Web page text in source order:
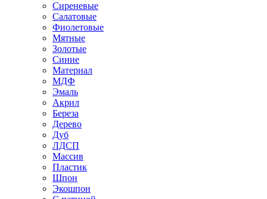
Сиреневые
Салатовые
Фиолетовые
Мятные
Золотые
Синие
Материал
МДФ
Эмаль
Акрил
Береза
Дерево
Дуб
ЛДСП
Массив
Пластик
Шпон
Экошпон